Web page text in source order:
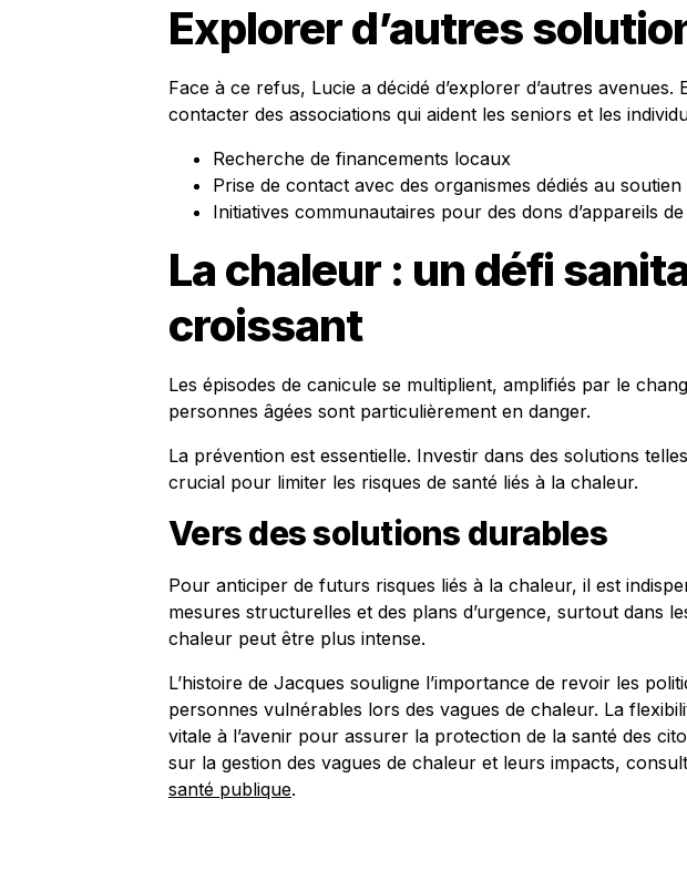
Explorer d’autres
Face à ce refus, Lucie a décidé d’explorer d’autres avenues.
contacter des associations qui aident les seniors et les
Recherche de financements locaux
Prise de contact avec des organismes dédiés au
Initiatives communautaires pour des dons d’appareils
La chaleur : un défi
croissant
Les épisodes de canicule se multiplient, amplifiés par le
personnes âgées sont particulièrement en danger.
La prévention est essentielle. Investir dans des solutions
crucial pour limiter les risques de santé liés à la chaleur.
Vers des solutions durables
Pour anticiper de futurs risques liés à la chaleur, il est
mesures structurelles et des plans d’urgence, surtout dans
chaleur peut être plus intense.
L’histoire de Jacques souligne l’importance de revoir les
personnes vulnérables lors des vagues de chaleur. La
vitale à l’avenir pour assurer la protection de la santé des
sur la gestion des vagues de chaleur et leurs impacts,
santé publique.